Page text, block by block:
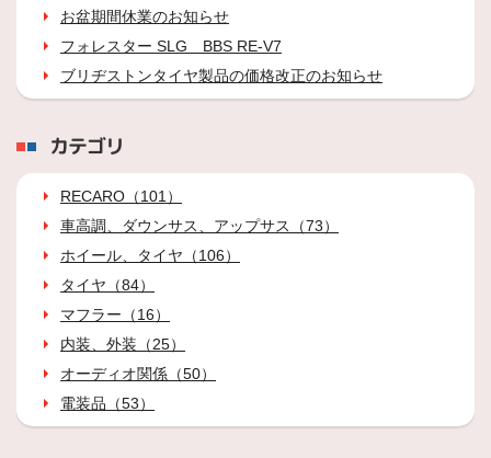
お盆期間休業のお知らせ
フォレスター SLG BBS RE-V7
ブリヂストンタイヤ製品の価格改正のお知らせ
カテゴリ
RECARO（101）
車高調、ダウンサス、アップサス（73）
ホイール、タイヤ（106）
タイヤ（84）
マフラー（16）
内装、外装（25）
オーディオ関係（50）
電装品（53）